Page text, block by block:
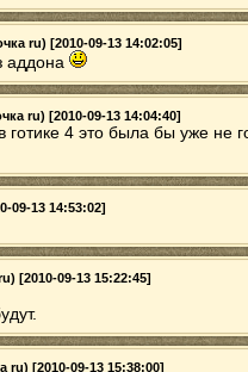
ru) [2010-09-13 14:02:05]
аддона
ru) [2010-09-13 14:04:40]
4 это была бы уже не
09-13 14:53:02]
[2010-09-13 15:22:45]
ru) [2010-09-13 15:38:00]